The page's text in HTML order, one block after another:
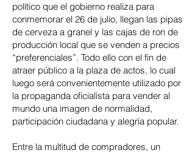
político que el gobierno realiza para
conmemorar el 26 de julio, llegan las pipas
de cerveza a granel y las cajas de ron de
producción local que se venden a precios
“preferenciales”. Todo ello con el fin de
atraer público a la plaza de actos, lo cual
luego será convenientemente utilizado por
la propaganda oficialista para vender al
mundo una imagen de normalidad,
participación ciudadana y alegría popular.
Entre la multitud de compradores, un